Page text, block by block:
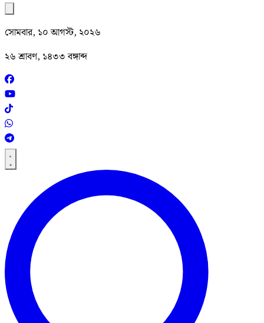
সোমবার, ১০ আগস্ট, ২০২৬
২৬ শ্রাবণ, ১৪৩৩ বঙ্গাব্দ